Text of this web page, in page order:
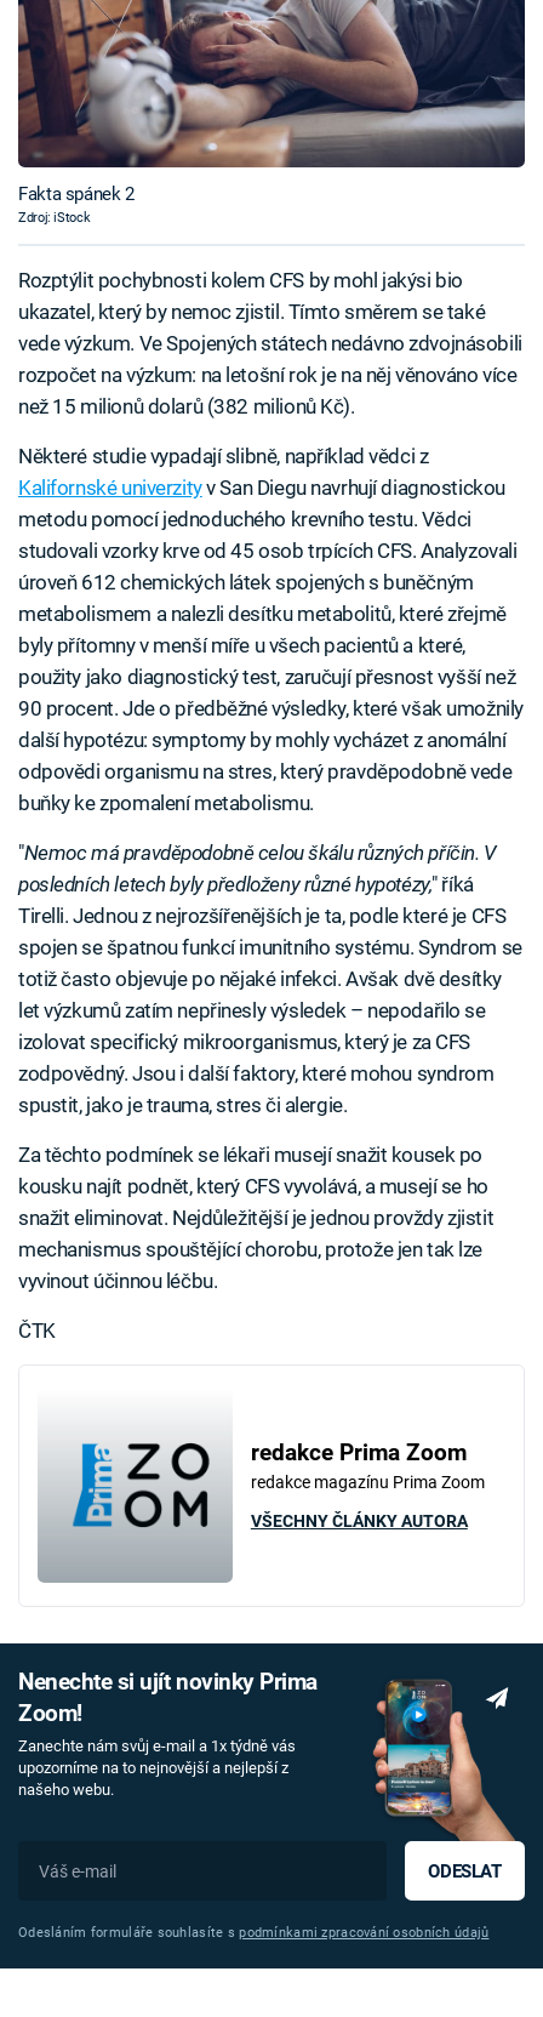
Fakta spánek 2
Zdroj: iStock
Rozptýlit pochybnosti kolem CFS by mohl jakýsi bio
ukazatel, který by nemoc zjistil. Tímto směrem se také
vede výzkum. Ve Spojených státech nedávno zdvojnásobili
rozpočet na výzkum: na letošní rok je na něj věnováno více
než 15 milionů dolarů (382 milionů Kč).
Některé studie vypadají slibně, například vědci z
Kalifornské univerzityv San Diegu navrhují diagnostickou
metodu pomocí jednoduchého krevního testu. Vědci
studovali vzorky krve od 45 osob trpících CFS. Analyzovali
úroveň 612 chemických látek spojených s buněčným
metabolismem a nalezli desítku metabolitů, které zřejmě
byly přítomny v menší míře u všech pacientů a které,
použity jako diagnostický test, zaručují přesnost vyšší než
90 procent. Jde o předběžné výsledky, které však umožnily
další hypotézu: symptomy by mohly vycházet z anomální
odpovědi organismu na stres, který pravděpodobně vede
buňky ke zpomalení metabolismu.
"Nemoc má pravděpodobně celou škálu různých příčin. V
posledních letech byly předloženy různé hypotézy," říká
Tirelli. Jednou z nejrozšířenějších je ta, podle které je CFS
spojen se špatnou funkcí imunitního systému. Syndrom se
totiž často objevuje po nějaké infekci. Avšak dvě desítky
let výzkumů zatím nepřinesly výsledek – nepodařilo se
izolovat specifický mikroorganismus, který je za CFS
zodpovědný. Jsou i další faktory, které mohou syndrom
spustit, jako je trauma, stres či alergie.
Za těchto podmínek se lékaři musejí snažit kousek po
kousku najít podnět, který CFS vyvolává, a musejí se ho
snažit eliminovat. Nejdůležitější je jednou provždy zjistit
mechanismus spouštějící chorobu, protože jen tak lze
vyvinout účinnou léčbu.
ČTK
redakce Prima Zoom
redakce magazínu Prima Zoom
VŠECHNY ČLÁNKY AUTORA
Nenechte si ujít novinky Prima
Zoom!
Zanechte nám svůj e-mail a 1x týdně vás
upozorníme na to nejnovější a nejlepší z
našeho webu.
ODESLAT
Odesláním formuláře souhlasíte spodmínkami zpracování osobních údajů